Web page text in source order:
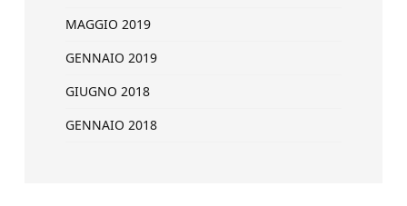
MAGGIO 2019
GENNAIO 2019
GIUGNO 2018
GENNAIO 2018